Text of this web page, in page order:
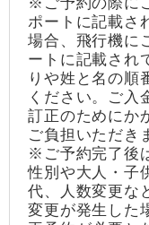
ポートに記載さ
場合、飛行機に
ートに記載され
りや姓と名の順
ください。ご入
訂正のためにか
ご負担いただき
※ご予約完了後
性別や大人・子
代、人数変更な
変更が発生した